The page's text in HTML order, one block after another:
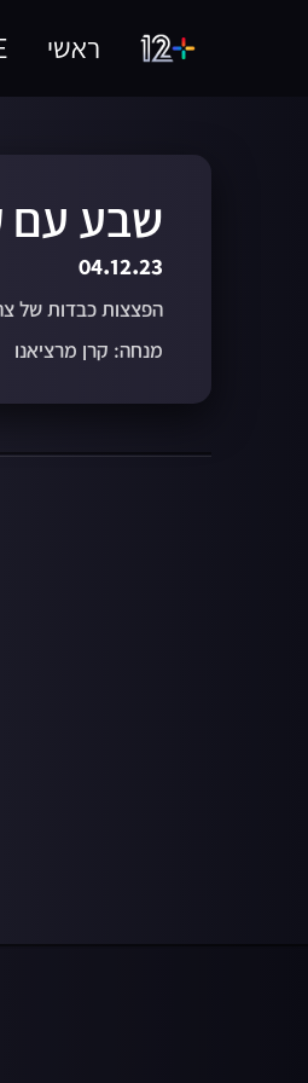
ראשי
שבע עם
04.12.23
הפצצות כבדות של
מנחה: קרן מרציאנו